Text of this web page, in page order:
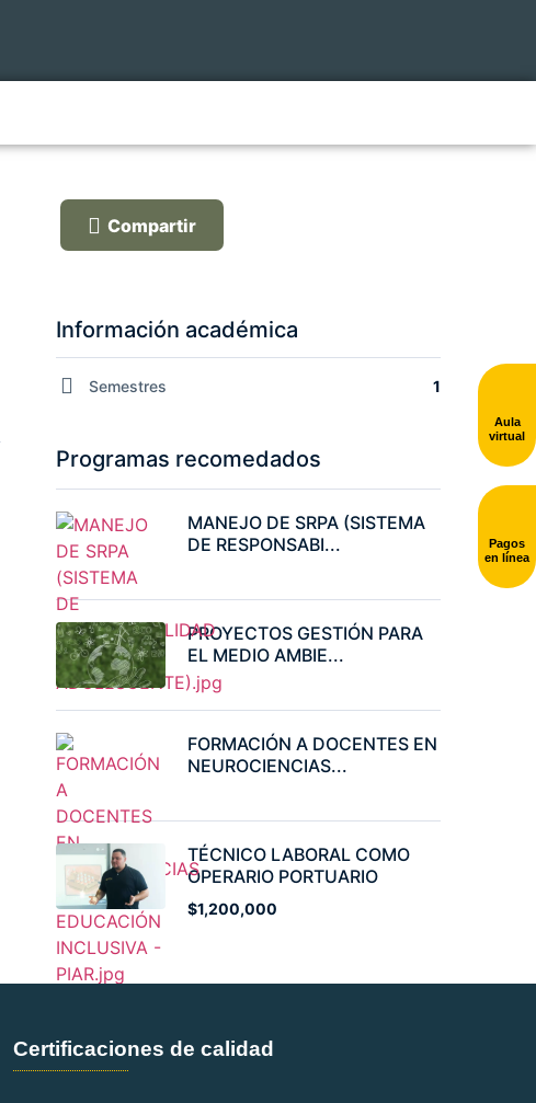
Compartir
Información académica
Semestres 1
Programas recomedados
MANEJO DE SRPA (SISTEMA
DE RESPONSABI...
PROYECTOS GESTIÓN PARA
EL MEDIO AMBIE...
FORMACIÓN A DOCENTES EN
NEUROCIENCIAS...
TÉCNICO LABORAL COMO
OPERARIO PORTUARIO
$1,200,000
Aula
virtual
Pagos
en línea
Certificaciones de calidad